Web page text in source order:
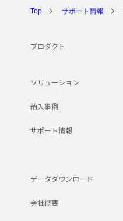
Top サポート情報
プロダクト
ソリューション
納入事例
サポート情報
データダウンロード
会社概要